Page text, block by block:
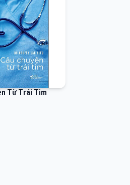
Từ Trái Tim